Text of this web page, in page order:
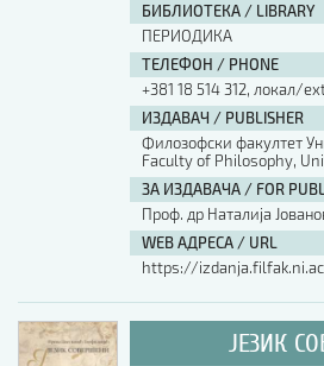
БИБЛИОТЕКА / LIBRARY
ПЕРИОДИКА
ТЕЛЕФОН / PHONE
+381 18 514 312, локал/
ИЗДАВАЧ / PUBLISHER
Филозофски факултет
Faculty of Philosophy,
ЗА ИЗДАВАЧА / FOR
Проф. др Наталија
WEB АДРЕСА / URL
https://
ЈЕЗИК